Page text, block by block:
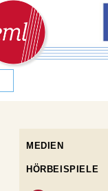
MEDIEN
HÖRBEISPIELE